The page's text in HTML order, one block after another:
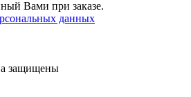
Вами при заказе.
данных
защищены